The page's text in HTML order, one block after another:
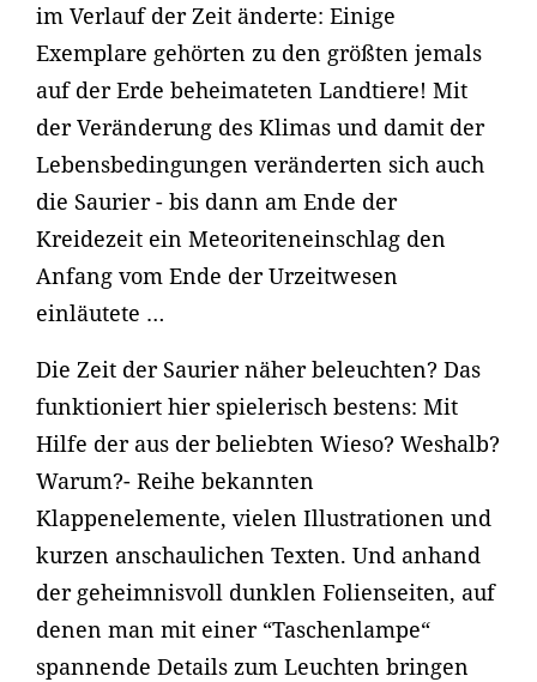
im Verlauf der Zeit änderte: Einige
Exemplare gehörten zu den größten jemals
auf der Erde beheimateten Landtiere! Mit
der Veränderung des Klimas und damit der
Lebensbedingungen veränderten sich auch
die Saurier - bis dann am Ende der
Kreidezeit ein Meteoriteneinschlag den
Anfang vom Ende der Urzeitwesen
einläutete …
Die Zeit der Saurier näher beleuchten? Das
funktioniert hier spielerisch bestens: Mit
Hilfe der aus der beliebten Wieso? Weshalb?
Warum?- Reihe bekannten
Klappenelemente, vielen Illustrationen und
kurzen anschaulichen Texten. Und anhand
der geheimnisvoll dunklen Folienseiten, auf
denen man mit einer “Taschenlampe“
spannende Details zum Leuchten bringen